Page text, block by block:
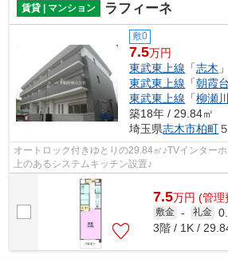
賃貸 | マンション ラフィーネ
敷0
7.5万円
東武東上線 「志木
東武東上線 「朝霞台
東武東上線 「柳瀬川
築18年 / 29.84㎡
埼玉県志木市柏町
オートロック付きゆとりの29.84㎡♪TVインター
上のあるシステムキッチン設置♪
7.5万円 (管理
敷金 - 礼金
3階 / 1K /